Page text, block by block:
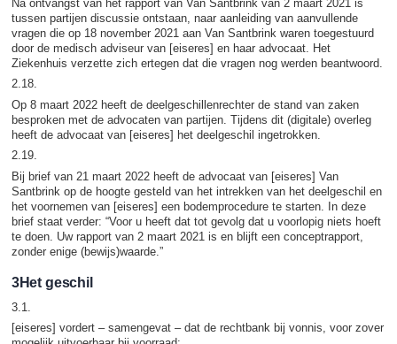
Na ontvangst van het rapport van Van Santbrink van 2 maart 2021 is
tussen partijen discussie ontstaan, naar aanleiding van aanvullende
vragen die op 18 november 2021 aan Van Santbrink waren toegestuurd
door de medisch adviseur van [eiseres] en haar advocaat. Het
Ziekenhuis verzette zich ertegen dat die vragen nog werden beantwoord.
2.18.
Op 8 maart 2022 heeft de deelgeschillenrechter de stand van zaken
besproken met de advocaten van partijen. Tijdens dit (digitale) overleg
heeft de advocaat van [eiseres] het deelgeschil ingetrokken.
2.19.
Bij brief van 21 maart 2022 heeft de advocaat van [eiseres] Van
Santbrink op de hoogte gesteld van het intrekken van het deelgeschil en
het voornemen van [eiseres] een bodemprocedure te starten. In deze
brief staat verder: “Voor u heeft dat tot gevolg dat u voorlopig niets hoeft
te doen. Uw rapport van 2 maart 2021 is en blijft een conceptrapport,
zonder enige (bewijs)waarde.”
3Het geschil
3.1.
[eiseres] vordert – samengevat – dat de rechtbank bij vonnis, voor zover